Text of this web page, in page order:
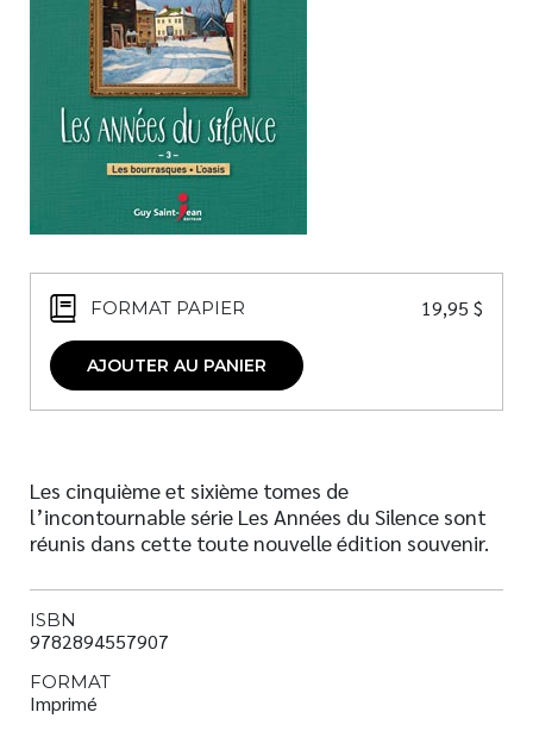
Nouveautés
Numérique
Livres audio
Meilleurs vendeurs
Page vedette
AUTEURS
À PROPOS
CONTACT
FORMAT PAPIER 19,95 $
AJOUTER AU PANIER
Les cinquième et sixième tomes de
l’incontournable série Les Années du Silence sont
réunis dans cette toute nouvelle édition souvenir.
ISBN
9782894557907
FORMAT
Imprimé